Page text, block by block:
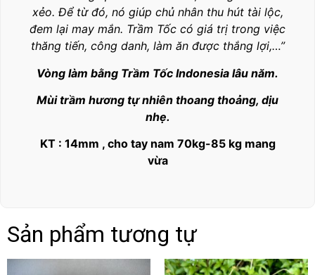
xẻo. Để từ đó, nó giúp chủ nhân thu hút tài lộc,
đem lại may mắn. Trầm Tốc có giá trị trong việc
thăng tiến, công danh, làm ăn được thắng lợi,…”
Vòng làm bằng Trầm Tốc Indonesia lâu năm.
Mùi trầm hương tự nhiên thoang thoảng, dịu
nhẹ.
KT : 14mm , cho tay nam 70kg-85 kg mang
vừa
Sản phẩm tương tự